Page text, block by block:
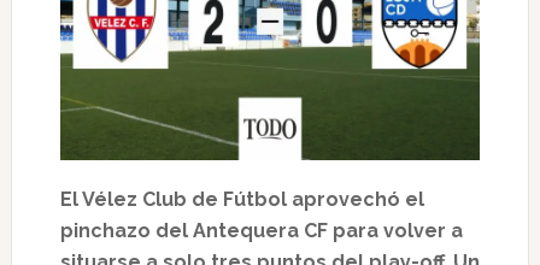
El Vélez Club de Fútbol aprovechó el
pinchazo del Antequera CF para volver a